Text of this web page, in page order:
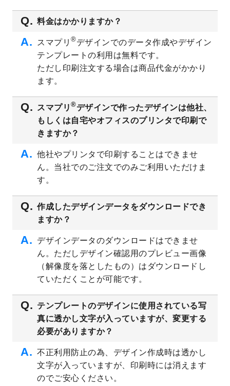
2023/8/18
チケットのデザインテンプレートを追加し
ました。
2023/8/7
【新商品】チケット
が作成できるようにな
りました！
美容・エステのチラシデザインテンプレー
トを追加しました。
いたしました。
2023/6/12
うちわのデザインテンプレート
を公開いた
しました。
を公開いたしました。
2023/5/9
書類カバー（見積書表紙）のデザインテン
追加しました。
2023/4/20
2023/4/18
セミナー・講演会のチラシデザインテンプ
レートを追加しました。
2023/4/18
スポーツジム・フィットネスクラブのチラ
シデザインテンプレート
2023/3/16
シール・ラベルのデザインテンプレートを
公開いたしました。
2023/3/13
封筒（長3、洋長3、角2）のデザインテンプ
レートを追加しました。
2023/3/13
クリアファイルのデザインテンプレート
追加しました。
2023/3/2
パワーポイント版テンプレートをダウンロ
料金はかかりますか？
スマプリ ®デザインでのデータ作成やデザイン
テンプレートの利用は無料です。
ただし印刷注文する場合は商品代金がかかり
ます。
スマプリ ®デザインで作ったデザインは他社、
もしくは自宅やオフィスのプリンタで印刷で
きますか？
他社やプリンタで印刷することはできませ
ん。当社でのご注文でのみご利用いただけま
す。
作成したデザインデータをダウンロードでき
ますか？
デザインデータのダウンロードはできませ
ん。ただしデザイン確認用のプレビュー画像
（解像度を落としたもの）はダウンロードし
ていただくことが可能です。
テンプレートのデザインに使用されている写
真に透かし文字が入っていますが、変更する
必要がありますか？
不正利用防止の為、デザイン作成時は透かし
文字が入っていますが、印刷時には消えます
のでご安心ください。